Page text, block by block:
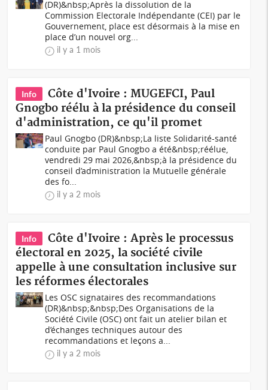
(DR)&nbsp;Après la dissolution de la
Commission Electorale Indépendante (CEI) par le
Gouvernement, place est désormais à la mise en
place d’un nouvel org...
il y a 1 mois
Info
Côte d'Ivoire : MUGEFCI, Paul
Gnogbo réélu à la présidence du conseil
d'administration, ce qu'il promet
Paul Gnogbo (DR)&nbsp;La liste Solidarité-santé
conduite par Paul Gnogbo a été&nbsp;réélue,
vendredi 29 mai 2026,&nbsp;à la présidence du
conseil d’administration la Mutuelle générale
des fo...
il y a 2 mois
Info
Côte d'Ivoire : Après le processus
électoral en 2025, la société civile
appelle à une consultation inclusive sur
les réformes électorales
Les OSC signataires des recommandations
(DR)&nbsp;&nbsp;Des Organisations de la
Société Civile (OSC) ont fait un atelier bilan et
d’échanges techniques autour des
recommandations et leçons a...
il y a 2 mois